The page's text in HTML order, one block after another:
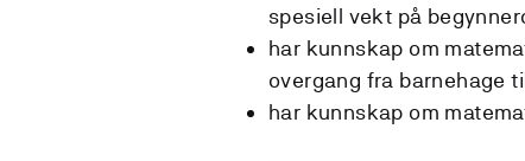
spesiell vekt på
har kunnskap om
overgang fra barnehage
har kunnskap om